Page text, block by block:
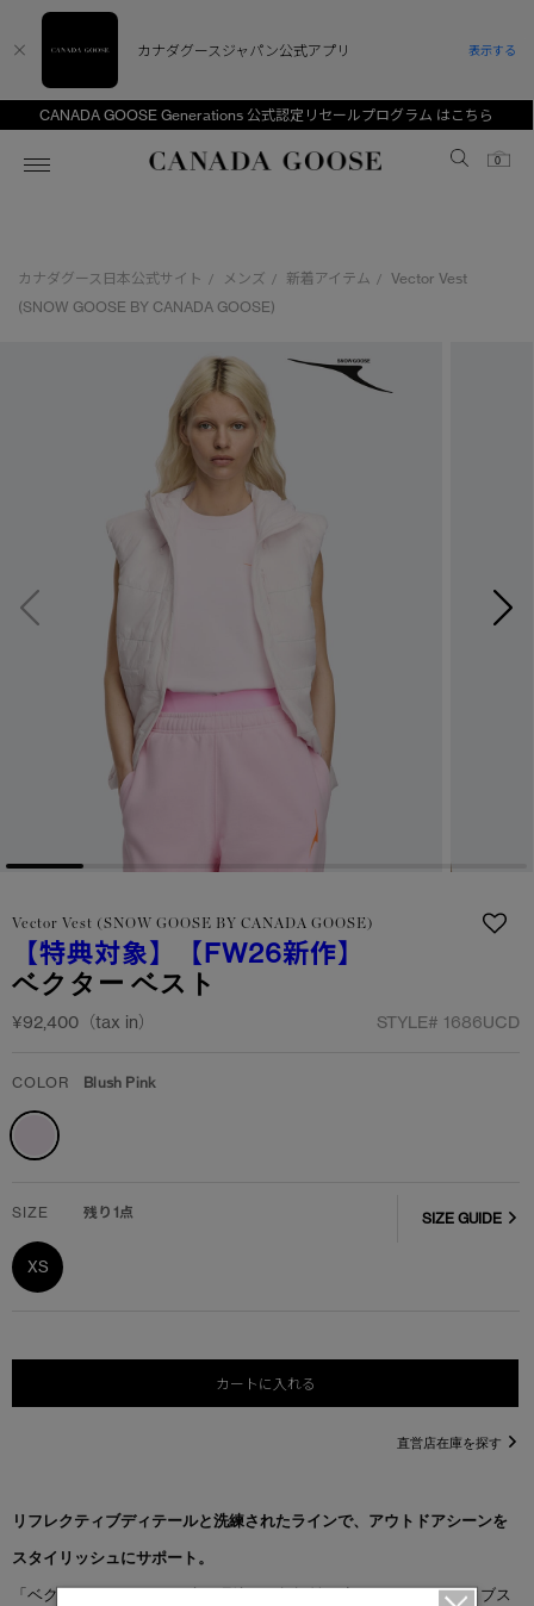
CANADA GOOSE Generations 公式認定リセールプログラム はこちら
Canada Goose
0
スノーグース
アンバサダー
スプリングコレクション
ウィメンズ TOP
ベストセラー
FW26コレクション
サマー 26 コレクション
サマー 26 コレクションLOOK
メイドインジャパンTシャツ
アウターウェア
アクセサリー
フットウェア
コレクション
メンズ TOP
ベストセラー
FW26コレクション
サマー 26 コレクション
サマー 26 コレクションLOOK
メイドインジャパンTシャツ
アウターウェア
アクセサリー
フットウェア
コレクション
キッズ TOP
キッズ（2‐7歳)
ユース（6＋歳)
コレクション
CANADA GOOSE Generationsは、アウター
ウェアの下取り・再販を通じて、長く愛される製
品の価値を受け継いでいきます。
アーカイブの希少なピースもご覧いただけます。
詳しく見る
下取り申請
カナダグース日本公式サイト / メンズ / 新着アイテム /
Vector Vest
(SNOW GOOSE BY CANADA GOOSE)
Vector Vest (SNOW GOOSE BY CANADA GOOSE)
【特典対象】 【FW26新作】
ベクター ベスト
¥92,400（tax in） STYLE# 1686UCD
COLOR Blush Pink
SIZE 残り1点
XS
SIZE GUIDE
カートに入れる
直営店在庫を探す
リフレクティブディテールと洗練されたラインで、アウトドアシーンを
スタイリッシュにサポート。
「ベクター ベスト」は、暗い環境でも視認性を高めるリフレクティブス
カナダグースジャパン公式アプリ 表示する